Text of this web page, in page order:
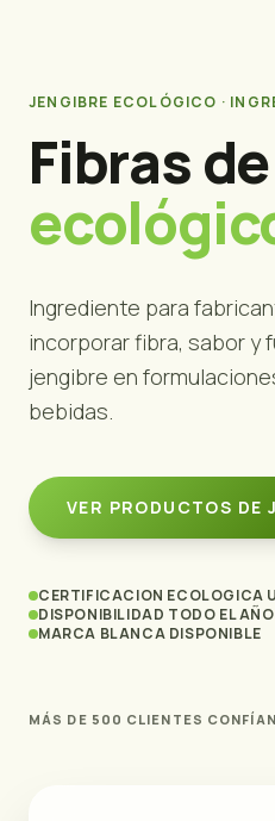
JENGIBRE ECOLÓGICO ·
Fibras
Ingrediente para
incorporar fibra, sabor y
jengibre en
bebidas.
VER PRODUCTOS DE
CERTIFICACION ECOLOGICA
DISPONIBILIDAD TODO EL AÑO
MARCA BLANCA DISPONIBLE
MÁS DE 500 CLIENTES